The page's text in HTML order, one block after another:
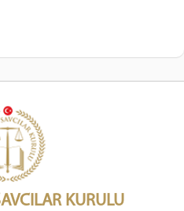
KURULU